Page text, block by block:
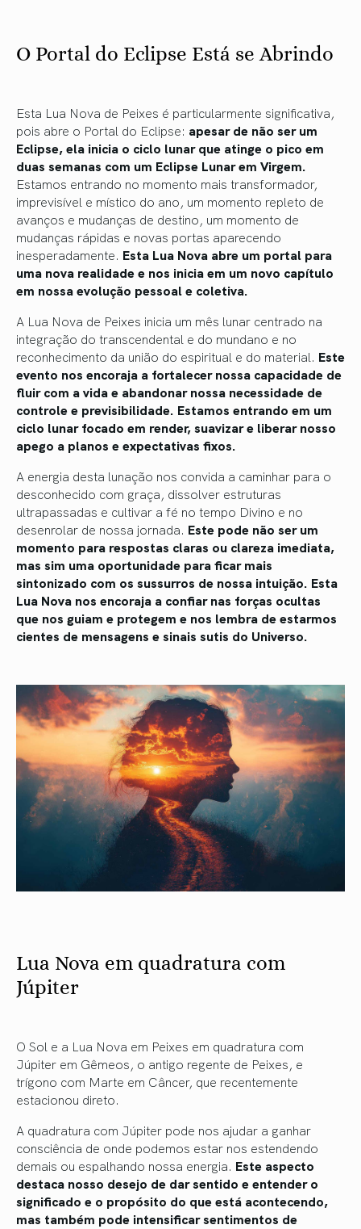
O Portal do Eclipse Está se Abrindo
Esta Lua Nova de Peixes é particularmente significativa,
pois abre o Portal do Eclipse: apesar de não ser um
Eclipse, ela inicia o ciclo lunar que atinge o pico em
duas semanas com um Eclipse Lunar em Virgem.
Estamos entrando no momento mais transformador,
imprevisível e místico do ano, um momento repleto de
avanços e mudanças de destino, um momento de
mudanças rápidas e novas portas aparecendo
inesperadamente. Esta Lua Nova abre um portal para
uma nova realidade e nos inicia em um novo capítulo
em nossa evolução pessoal e coletiva.
A Lua Nova de Peixes inicia um mês lunar centrado na
integração do transcendental e do mundano e no
reconhecimento da união do espiritual e do material. Este
evento nos encoraja a fortalecer nossa capacidade de
fluir com a vida e abandonar nossa necessidade de
controle e previsibilidade. Estamos entrando em um
ciclo lunar focado em render, suavizar e liberar nosso
apego a planos e expectativas fixos.
A energia desta lunação nos convida a caminhar para o
desconhecido com graça, dissolver estruturas
ultrapassadas e cultivar a fé no tempo Divino e no
desenrolar de nossa jornada. Este pode não ser um
momento para respostas claras ou clareza imediata,
mas sim uma oportunidade para ficar mais
sintonizado com os sussurros de nossa intuição. Esta
Lua Nova nos encoraja a confiar nas forças ocultas
que nos guiam e protegem e nos lembra de estarmos
cientes de mensagens e sinais sutis do Universo.
Lua ​​Nova em quadratura com
Júpiter
O Sol e a Lua Nova em Peixes em quadratura com
Júpiter em Gêmeos, o antigo regente de Peixes, e
trígono com Marte em Câncer, que recentemente
estacionou direto.
A quadratura com Júpiter pode nos ajudar a ganhar
consciência de onde podemos estar nos estendendo
demais ou espalhando nossa energia. Este aspecto
destaca nosso desejo de dar sentido e entender o
significado e o propósito do que está acontecendo,
mas também pode intensificar sentimentos de